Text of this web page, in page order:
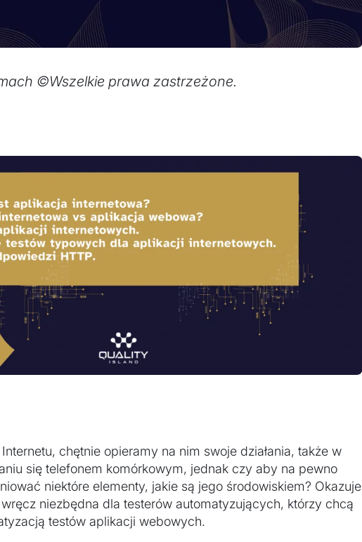
©Wszelkie prawa zastrzeżone.
chętnie opieramy na nim swoje działania, także w
się telefonem komórkowym, jednak czy aby na pewno
niektóre elementy, jakie są jego środowiskiem? Okazuje
niezbędna dla testerów automatyzujących, którzy chcą
testów aplikacji webowych.